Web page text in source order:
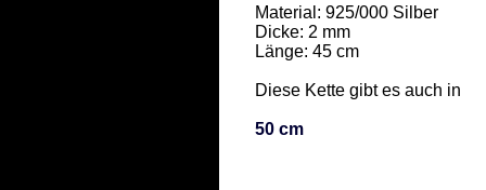
Material: 925/000 Silber
Dicke: 2 mm
Länge: 45 cm
Diese Kette gibt es auch in
50 cm